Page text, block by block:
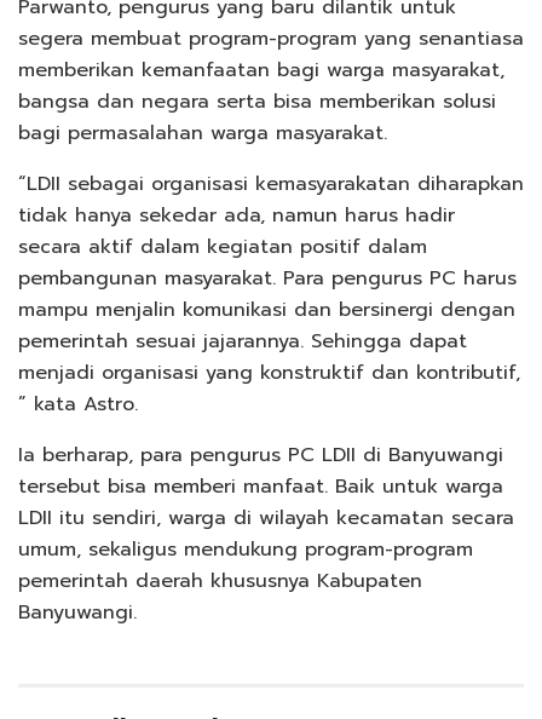
Parwanto, pengurus yang baru dilantik untuk
segera membuat program-program yang senantiasa
memberikan kemanfaatan bagi warga masyarakat,
bangsa dan negara serta bisa memberikan solusi
bagi permasalahan warga masyarakat.
“LDII sebagai organisasi kemasyarakatan diharapkan
tidak hanya sekedar ada, namun harus hadir
secara aktif dalam kegiatan positif dalam
pembangunan masyarakat. Para pengurus PC harus
mampu menjalin komunikasi dan bersinergi dengan
pemerintah sesuai jajarannya. Sehingga dapat
menjadi organisasi yang konstruktif dan kontributif,
” kata Astro.
Ia berharap, para pengurus PC LDII di Banyuwangi
tersebut bisa memberi manfaat. Baik untuk warga
LDII itu sendiri, warga di wilayah kecamatan secara
umum, sekaligus mendukung program-program
pemerintah daerah khususnya Kabupaten
Banyuwangi.